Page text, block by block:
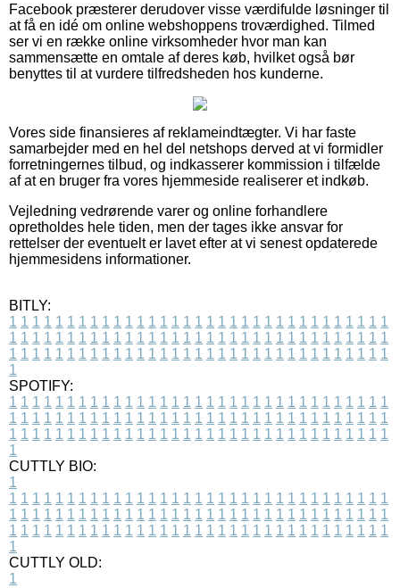
Facebook præsterer derudover visse værdifulde løsninger til
at få en idé om online webshoppens troværdighed. Tilmed
ser vi en række online virksomheder hvor man kan
sammensætte en omtale af deres køb, hvilket også bør
benyttes til at vurdere tilfredsheden hos kunderne.
Vores side finansieres af reklameindtægter. Vi har faste
samarbejder med en hel del netshops derved at vi formidler
forretningernes tilbud, og indkasserer kommission i tilfælde
af at en bruger fra vores hjemmeside realiserer et indkøb.
Vejledning vedrørende varer og online forhandlere
opretholdes hele tiden, men der tages ikke ansvar for
rettelser der eventuelt er lavet efter at vi senest opdaterede
hjemmesidens informationer.
BITLY:
1 1 1 1 1 1 1 1 1 1 1 1 1 1 1 1 1 1 1 1 1 1 1 1 1 1 1 1 1 1 1 1 1
1 1 1 1 1 1 1 1 1 1 1 1 1 1 1 1 1 1 1 1 1 1 1 1 1 1 1 1 1 1 1 1 1
1 1 1 1 1 1 1 1 1 1 1 1 1 1 1 1 1 1 1 1 1 1 1 1 1 1 1 1 1 1 1 1 1
1
SPOTIFY:
1 1 1 1 1 1 1 1 1 1 1 1 1 1 1 1 1 1 1 1 1 1 1 1 1 1 1 1 1 1 1 1 1
1 1 1 1 1 1 1 1 1 1 1 1 1 1 1 1 1 1 1 1 1 1 1 1 1 1 1 1 1 1 1 1 1
1 1 1 1 1 1 1 1 1 1 1 1 1 1 1 1 1 1 1 1 1 1 1 1 1 1 1 1 1 1 1 1 1
1
CUTTLY BIO:
1
1 1 1 1 1 1 1 1 1 1 1 1 1 1 1 1 1 1 1 1 1 1 1 1 1 1 1 1 1 1 1 1 1
1 1 1 1 1 1 1 1 1 1 1 1 1 1 1 1 1 1 1 1 1 1 1 1 1 1 1 1 1 1 1 1 1
1 1 1 1 1 1 1 1 1 1 1 1 1 1 1 1 1 1 1 1 1 1 1 1 1 1 1 1 1 1 1 1 1
1
CUTTLY OLD:
1